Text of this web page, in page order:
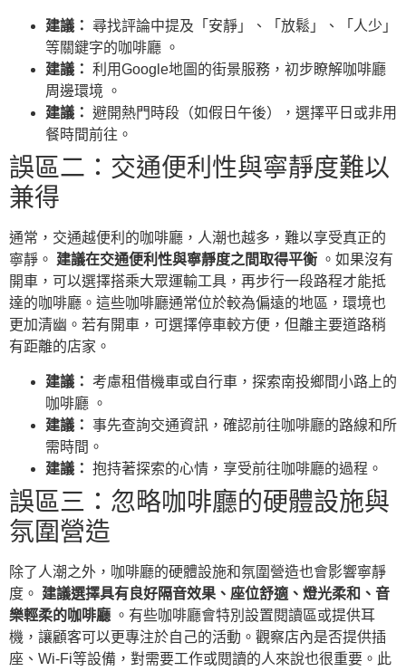
建議： 尋找評論中提及「安靜」、「放鬆」、「人少」
等關鍵字的咖啡廳 。
建議： 利用Google地圖的街景服務，初步瞭解咖啡廳
周邊環境 。
建議： 避開熱門時段（如假日午後），選擇平日或非用
餐時間前往。
誤區二：交通便利性與寧靜度難以
兼得
通常，交通越便利的咖啡廳，人潮也越多，難以享受真正的
寧靜。 建議在交通便利性與寧靜度之間取得平衡 。如果沒有
開車，可以選擇搭乘大眾運輸工具，再步行一段路程才能抵
達的咖啡廳。這些咖啡廳通常位於較為偏遠的地區，環境也
更加清幽。若有開車，可選擇停車較方便，但離主要道路稍
有距離的店家。
建議： 考慮租借機車或自行車，探索南投鄉間小路上的
咖啡廳 。
建議： 事先查詢交通資訊，確認前往咖啡廳的路線和所
需時間。
建議： 抱持著探索的心情，享受前往咖啡廳的過程。
誤區三：忽略咖啡廳的硬體設施與
氛圍營造
除了人潮之外，咖啡廳的硬體設施和氛圍營造也會影響寧靜
度。 建議選擇具有良好隔音效果、座位舒適、燈光柔和、音
樂輕柔的咖啡廳 。有些咖啡廳會特別設置閱讀區或提供耳
機，讓顧客可以更專注於自己的活動。觀察店內是否提供插
座、Wi-Fi等設備，對需要工作或閱讀的人來說也很重要。此